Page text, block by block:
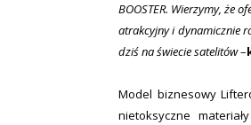
BOOSTER. Wierzymy, że
atrakcyjny i dynamicznie
dziś na świecie satelitów–
Model biznesowy
nietoksyczne